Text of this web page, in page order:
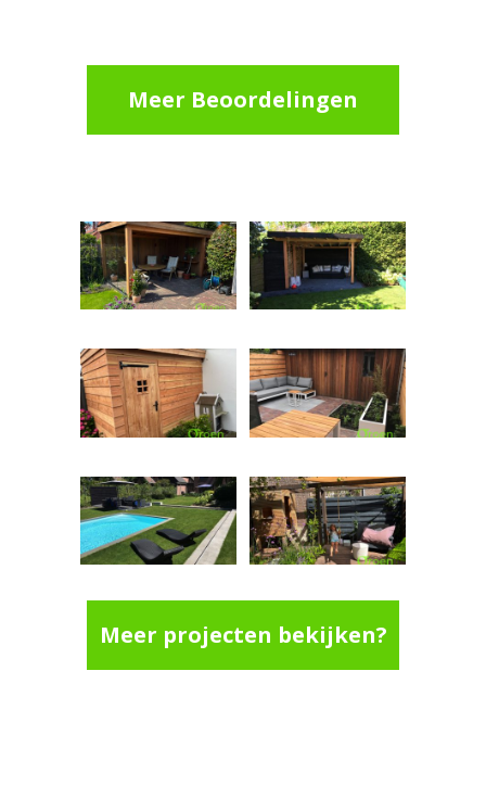
Meer Beoordelingen
Meer projecten bekijken?